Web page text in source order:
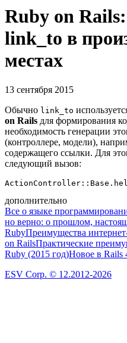
Ruby on
link_to в
местах
13 сентября 2015
Обычно link_to
on Rails для формирования
необходимость генерации
(контроллере, модели),
содержащего ссылки. Для
следующий вызов:
дополнительно
Все о языке
но верно: о прошлом,
RubyПреимущества
on RailsПрактические
Ruby (2015 год)Новое в Rails
ESV Corp. © 12.2012-2026